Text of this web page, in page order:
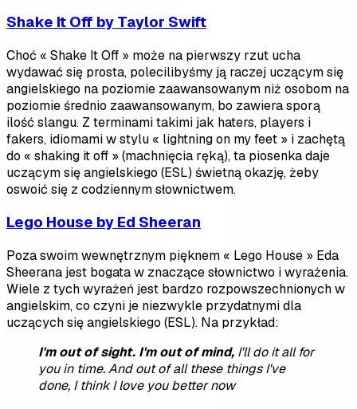
Shake It Off by Taylor Swift
Choć « Shake It Off » może na pierwszy rzut ucha
wydawać się prosta, polecilibyśmy ją raczej uczącym się
angielskiego na poziomie zaawansowanym niż osobom na
poziomie średnio zaawansowanym, bo zawiera sporą
ilość slangu. Z terminami takimi jak haters, players i
fakers, idiomami w stylu « lightning on my feet » i zachętą
do « shaking it off » (machnięcia ręką), ta piosenka daje
uczącym się angielskiego (ESL) świetną okazję, żeby
oswoić się z codziennym słownictwem.
Lego House by Ed Sheeran
Poza swoim wewnętrznym pięknem « Lego House » Eda
Sheerana jest bogata w znaczące słownictwo i wyrażenia.
Wiele z tych wyrażeń jest bardzo rozpowszechnionych w
angielskim, co czyni je niezwykle przydatnymi dla
uczących się angielskiego (ESL). Na przykład:
I'm out of sight. I'm out of mind, I'll do it all for
you in time.And out of all these things I've
done, I think I love you better now